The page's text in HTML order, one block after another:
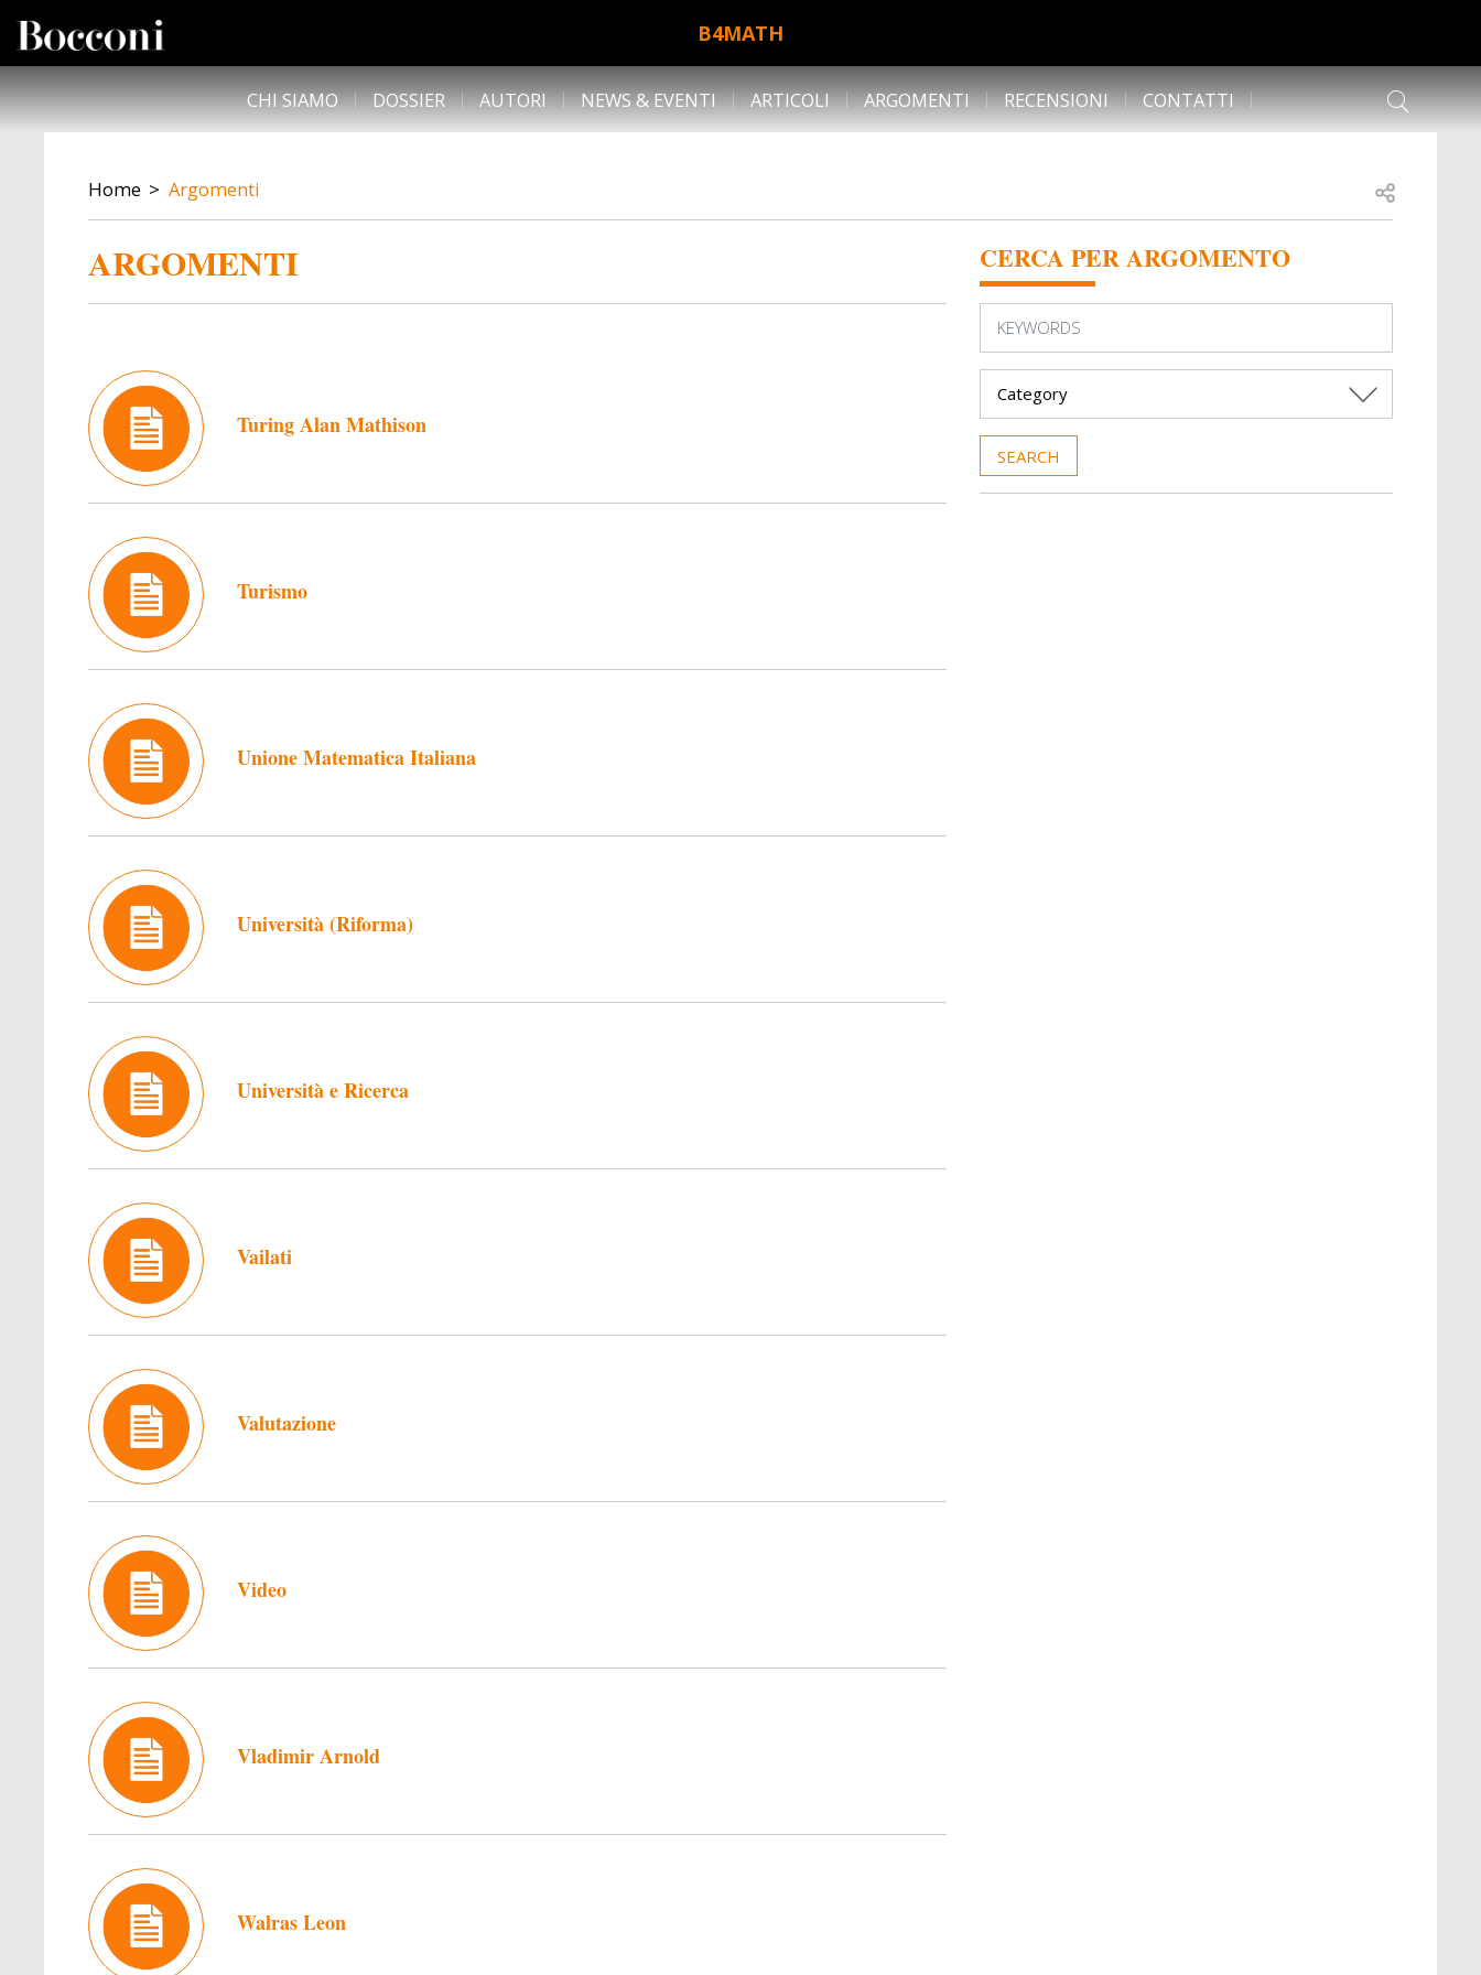
B4MATH
DESK NAVIGATION
CHI SIAMO DOSSIER AUTORI NEWS & EVENTI ARTICOLI ARGOMENTI RECENSIONI CONTATTI
BREADCRUMB
Home Argomenti Open share
ARGOMENTI
Turing Alan Mathison
Turismo
Unione Matematica Italiana
Università (Riforma)
Università e Ricerca
Vailati
Valutazione
Video
Vladimir Arnold
Walras Leon
CERCA PER ARGOMENTO